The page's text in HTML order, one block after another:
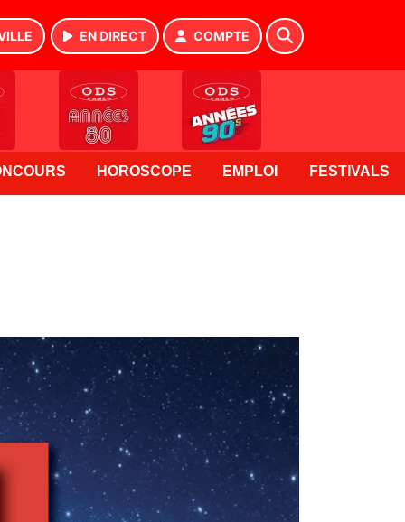
EN DIRECT COMPTE
HOROSCOPE EMPLOI FESTIVALS